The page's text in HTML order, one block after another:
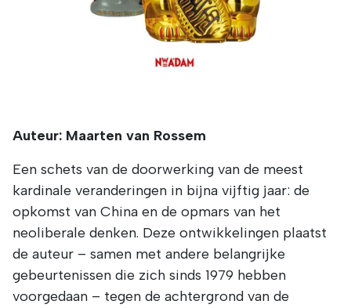
Auteur: Maarten van Rossem
Een schets van de doorwerking van de meest
kardinale veranderingen in bijna vijftig jaar: de
opkomst van China en de opmars van het
neoliberale denken. Deze ontwikkelingen plaatst
de auteur – samen met andere belangrijke
gebeurtenissen die zich sinds 1979 hebben
voorgedaan – tegen de achtergrond van de